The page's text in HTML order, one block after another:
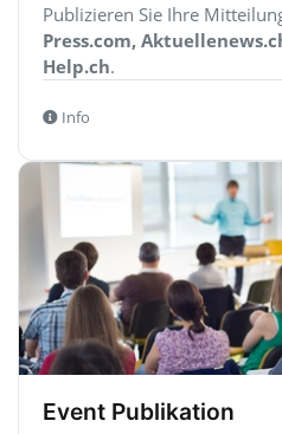
Publizieren Sie Ihre
Press.com,
Help.ch.
Info
Event Publikation